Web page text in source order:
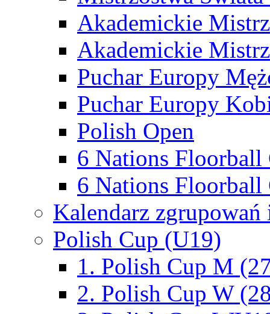
Akademickie
Akademickie
Puchar Europy
Puchar Europy
Polish Open
6 Nations Floorball
6 Nations Floorball
Kalendarz
Polish Cup (U19)
1. Polish Cup M
2. Polish Cup W